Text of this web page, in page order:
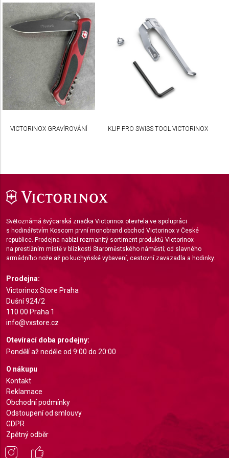
VICTORINOX GRAVÍROVÁNÍ KLIP PRO SWISS TOOL VICTORINOX
Světoznámá švýcarská značka Victorinox otevřela ve spolupráci
s hodinářstvím Koscom první monobrand obchod Victorinox v České
republice. Prodejna nabízí rozmanitý sortiment produktů Victorinox
na prestižním místě v blízkosti Staroměstského náměstí; od slavného
armádního nože až po kuchyňské vybavení, cestovní zavazadla a hodinky.
Prodejna:
Victorinox Store Praha
Dušní 924/2
110 00 Praha 1
info@vxstore.cz
Otevírací doba prodejny:
Pondělí až neděle od 9:00 do 20:00
O nákupu
Kontakt
Reklamace
Obchodní podmínky
Odstoupení od smlouvy
GDPR
Zpětný odběr
Measure content performance
Understand audiences through statistics or
combinations of data from different sources
Develop and improve services
Use limited data to select content
IAB Special Features:
Use precise geolocation data
Identify devices based on information actively
Necessary
Performance
Advertising